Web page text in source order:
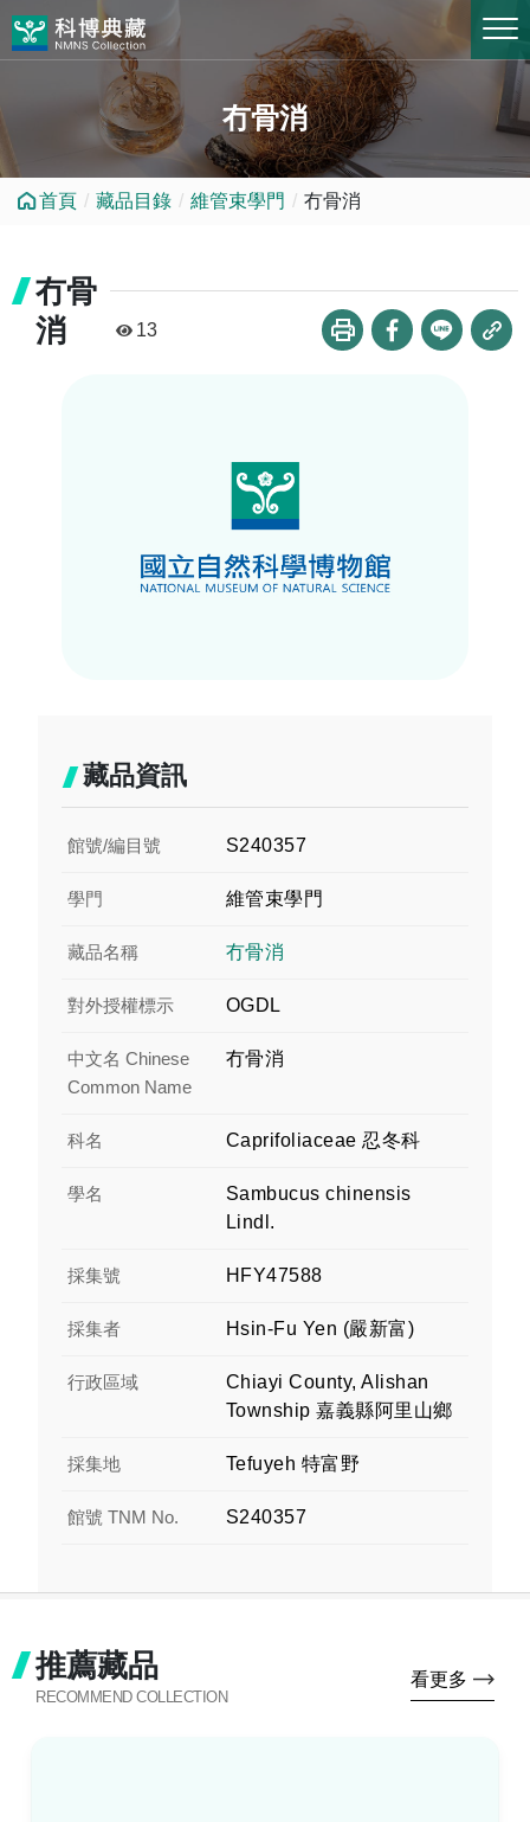
冇骨消
首頁 藏品目錄 維管束學門 冇骨消
冇骨
消
13
藏品資訊
館號/編目號 S240357
學門 維管束學門
藏品名稱 冇骨消
對外授權標示 OGDL
中文名 Chinese
Common Name
冇骨消
科名 Caprifoliaceae 忍冬科
學名
Sambucus chinensis
Lindl.
採集號 HFY47588
採集者 Hsin-Fu Yen (嚴新富)
行政區域
Chiayi County, Alishan
Township 嘉義縣阿里山鄉
採集地 Tefuyeh 特富野
館號 TNM No. S240357
推薦藏品
RECOMMEND COLLECTION
看更多